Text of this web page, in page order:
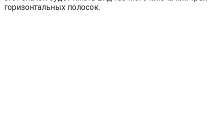
горизонтальных полосок.